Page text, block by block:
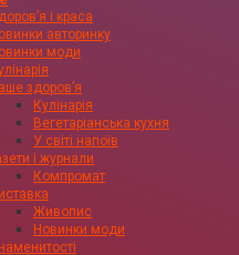
і краса
авторинку
моди
здоровʼя
Кулінарія
Вегетаріанська кухня
У світі напоїв
і журнали
Компромат
Живопис
Новинки моди